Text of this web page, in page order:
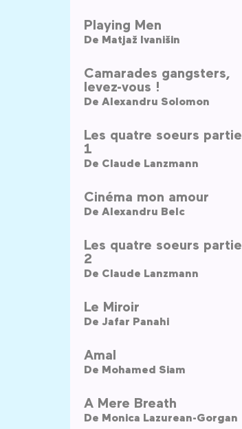
Playing Men
De Matjaž Ivanišin
Camarades gangsters,
levez-vous !
De Alexandru Solomon
Les quatre soeurs partie
1
De Claude Lanzmann
Cinéma mon amour
De Alexandru Belc
Les quatre soeurs partie
2
De Claude Lanzmann
Le Miroir
De Jafar Panahi
Amal
De Mohamed Siam
A Mere Breath
De Monica Lazurean-Gorgan